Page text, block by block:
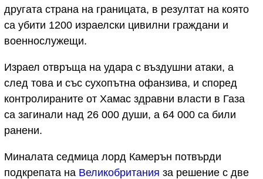
другата страна на границата, в резултат на която
са убити 1200 израелски цивилни граждани и
военнослужещи.
Израел отвръща на удара с въздушни атаки, а
след това и със сухопътна офанзива, и според
контролираните от Хамас здравни власти в Газа
са загинали над 26 000 души, а 64 000 са били
ранени.
Миналата седмица лорд Камерън потвърди
подкрепата на Великобритания за решение с две